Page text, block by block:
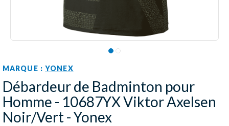
MARQUE :YONEX
Débardeur de Badminton pour
Homme - 10687YX Viktor Axelsen
Noir/Vert - Yonex